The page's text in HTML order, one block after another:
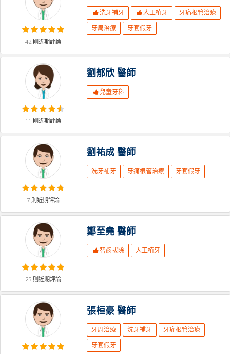
42則近期評論
洗牙補牙 人工植牙
牙痛根管治療
牙周治療
牙套假牙
11 則近期評論
劉郁欣 醫師
兒童牙科
7則近期評論
劉祐成 醫師
洗牙補牙 牙痛根管治療 牙套假牙
25則近期評論
鄭至堯 醫師
智齒拔除 人工植牙
張桓豪 醫師
牙周治療 洗牙補牙
牙痛根管治療
牙套假牙